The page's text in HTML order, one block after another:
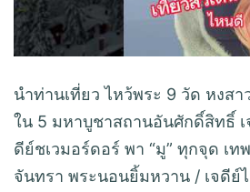
นำท่านเที่ยว ไหว้พระ 9 วัด หงสา
ใน 5 มหาบูชาสถานอันศักดิ์สิทธิ์ เ
ดีย์ชเวมอร์ดอร์ พา “มู” ทุกจุด เ
จันทรา พระนอนยิ้มหวาน / เจดีย์